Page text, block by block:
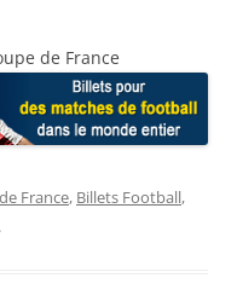
de France
France, Billets Football,
.